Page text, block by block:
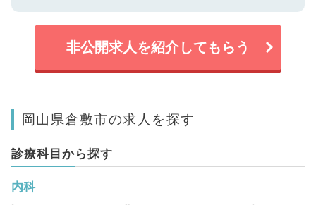
非公開求人を紹介してもらう
岡山県倉敷市の求人を探す
診療科目から探す
内科